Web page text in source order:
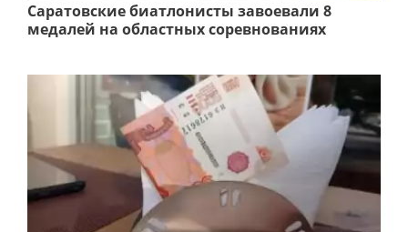
Саратовские биатлонисты завоевали 8
медалей на областных соревнованиях